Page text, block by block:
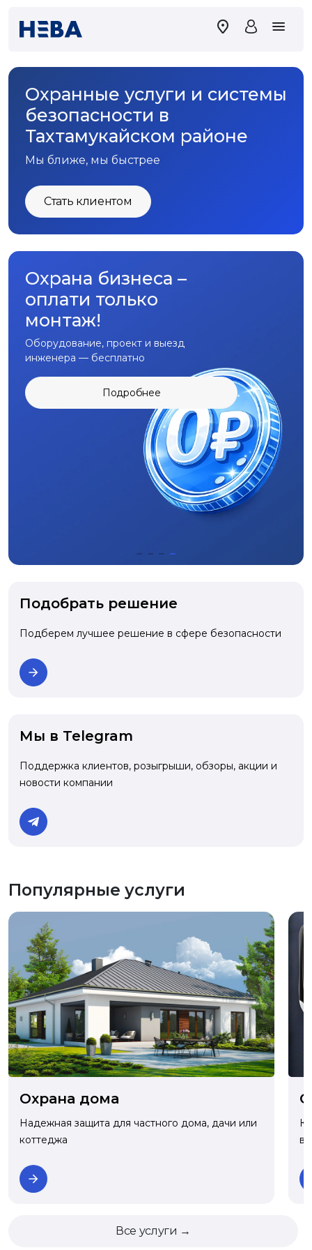
Охранные услуги и системы
безопасности в
Тахтамукайском районе
Мы ближе, мы быстрее
Стать клиентом
Охрана бизнеса –
оплати только
монтаж!
Оборудование, проект и выезд
инженера — бесплатно
Подробнее
Подобрать решение
Подберем лучшее решение в сфере безопасности
Мы в Telegram
Поддержка клиентов, розыгрыши, обзоры, акции и
новости компании
Популярные услуги
Охрана дома
Надежная защита для частного дома, дачи или
коттеджа
Все услуги →